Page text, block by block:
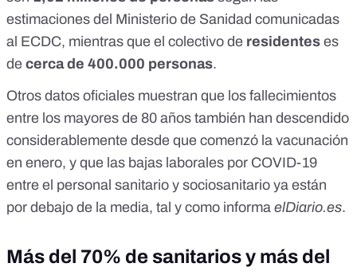
estimaciones del Ministerio de Sanidad comunicadas
al ECDC, mientras que el colectivo de residentes es
de cerca de 400.000 personas.
Otros datos oficiales muestran que los fallecimientos
entre los mayores de 80 años también han descendido
considerablemente desde que comenzó la vacunación
en enero, y que las bajas laborales por COVID-19
entre el personal sanitario y sociosanitario ya están
por debajo de la media, tal y como informa elDiario.es.
Más del 70% de sanitarios y más del